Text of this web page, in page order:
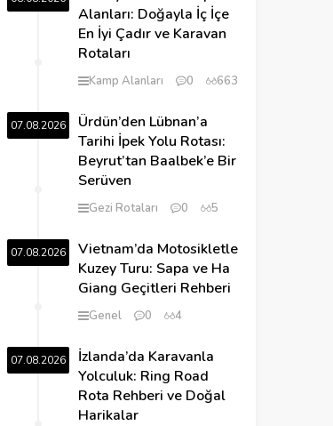
Alanları: Doğayla İç İçe
En İyi Çadır ve Karavan
Rotaları
Kamp Alanları 0 663
07.08.2026
Ürdün’den Lübnan’a
Tarihi İpek Yolu Rotası:
Beyrut’tan Baalbek’e Bir
Serüven
Gezi Rotaları 0 5
07.08.2026
Vietnam’da Motosikletle
Kuzey Turu: Sapa ve Ha
Giang Geçitleri Rehberi
Genel 0 4
07.08.2026
İzlanda’da Karavanla
Yolculuk: Ring Road
Rota Rehberi ve Doğal
Harikalar